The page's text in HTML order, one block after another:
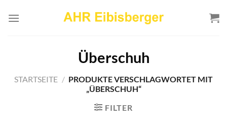
Inhalt
Überschuh
STARTSEITE / PRODUKTE VERSCHLAGWORTET MIT
„ÜBERSCHUH“
FILTER